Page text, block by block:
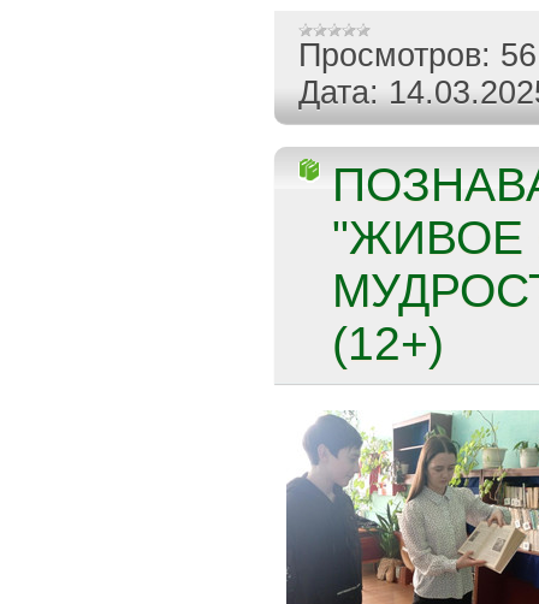
Просмотров: 56
Дата:
"ЖИВОЕ
(12+)